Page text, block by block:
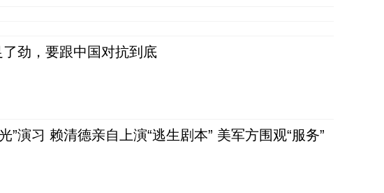
劲，要跟中国对抗到底
”演习 赖清德亲自上演“逃生剧本” 美军方围观“服务”